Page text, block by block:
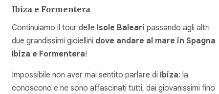
Ibiza e Formentera
Continuiamo il tour delle Isole Baleari passando agli altri
due grandissimi gioiellini dove andare al mare in Spagna
Ibiza e Formentera!
Impossibile non aver mai sentito parlare di Ibiza: la
conoscono e ne sono affascinati tutti, dai giovanissimi fino